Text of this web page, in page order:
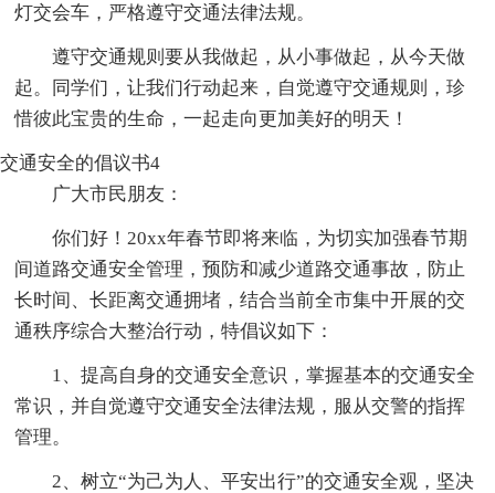
灯交会车，严格遵守交通法律法规。
遵守交通规则要从我做起，从小事做起，从今天做
起。同学们，让我们行动起来，自觉遵守交通规则，珍
惜彼此宝贵的生命，一起走向更加美好的明天！
交通安全的倡议书4
广大市民朋友：
你们好！20xx年春节即将来临，为切实加强春节期
间道路交通安全管理，预防和减少道路交通事故，防止
长时间、长距离交通拥堵，结合当前全市集中开展的交
通秩序综合大整治行动，特倡议如下：
1、提高自身的交通安全意识，掌握基本的交通安全
常识，并自觉遵守交通安全法律法规，服从交警的指挥
管理。
2、树立“为己为人、平安出行”的交通安全观，坚决